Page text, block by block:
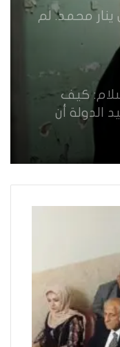
محمد. لم
كيف
الدولة أن
القانوني
الرسمي لـ